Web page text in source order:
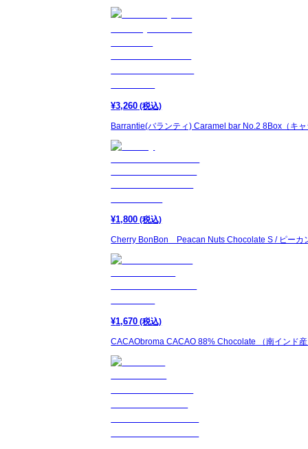
¥3,260 (税込)
Barrantie(バランティ) Caramel bar No.2 8Box（キャ
¥1,800 (税込)
Cherry BonBon Peacan Nuts Chocolate S / ピーカ
¥1,670 (税込)
CACAObroma CACAO 88% Chocolate （南インド産